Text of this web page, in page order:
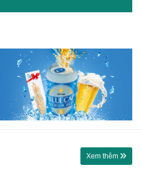
Xem thêm